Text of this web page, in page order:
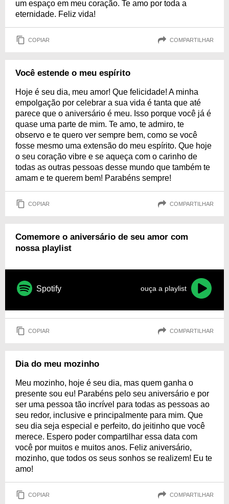
um espaço em meu coração. Te amo por toda a
eternidade. Feliz vida!
COPIAR COMPARTILHAR
Você estende o meu espírito
Hoje é seu dia, meu amor! Que felicidade! A minha
empolgação por celebrar a sua vida é tanta que até
parece que o aniversário é meu. Isso porque você já é
quase uma parte de mim. Te amo, te admiro, te
observo e te quero ver sempre bem, como se você
fosse mesmo uma extensão do meu espírito. Que hoje
o seu coração vibre e se aqueça com o carinho de
todas as outras pessoas desse mundo que também te
amam e te querem bem! Parabéns sempre!
COPIAR COMPARTILHAR
Comemore o aniversário de seu amor com
nossa playlist
Spotify ouça a playlist
COPIAR COMPARTILHAR
Dia do meu mozinho
Meu mozinho, hoje é seu dia, mas quem ganha o
presente sou eu! Parabéns pelo seu aniversário e por
ser uma pessoa tão incrível para todas as pessoas ao
seu redor, inclusive e principalmente para mim. Que
seu dia seja especial e perfeito, do jeitinho que você
merece. Espero poder compartilhar essa data com
você por muitos e muitos anos. Feliz aniversário,
mozinho, que todos os seus sonhos se realizem! Eu te
amo!
COPIAR COMPARTILHAR